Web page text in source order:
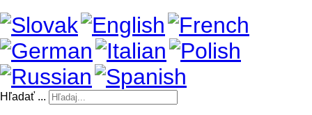
Hľadať ...